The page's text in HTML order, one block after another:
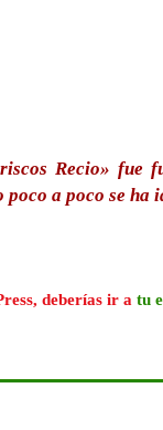
Recio» fue
poco a poco se
deberías ir a tu